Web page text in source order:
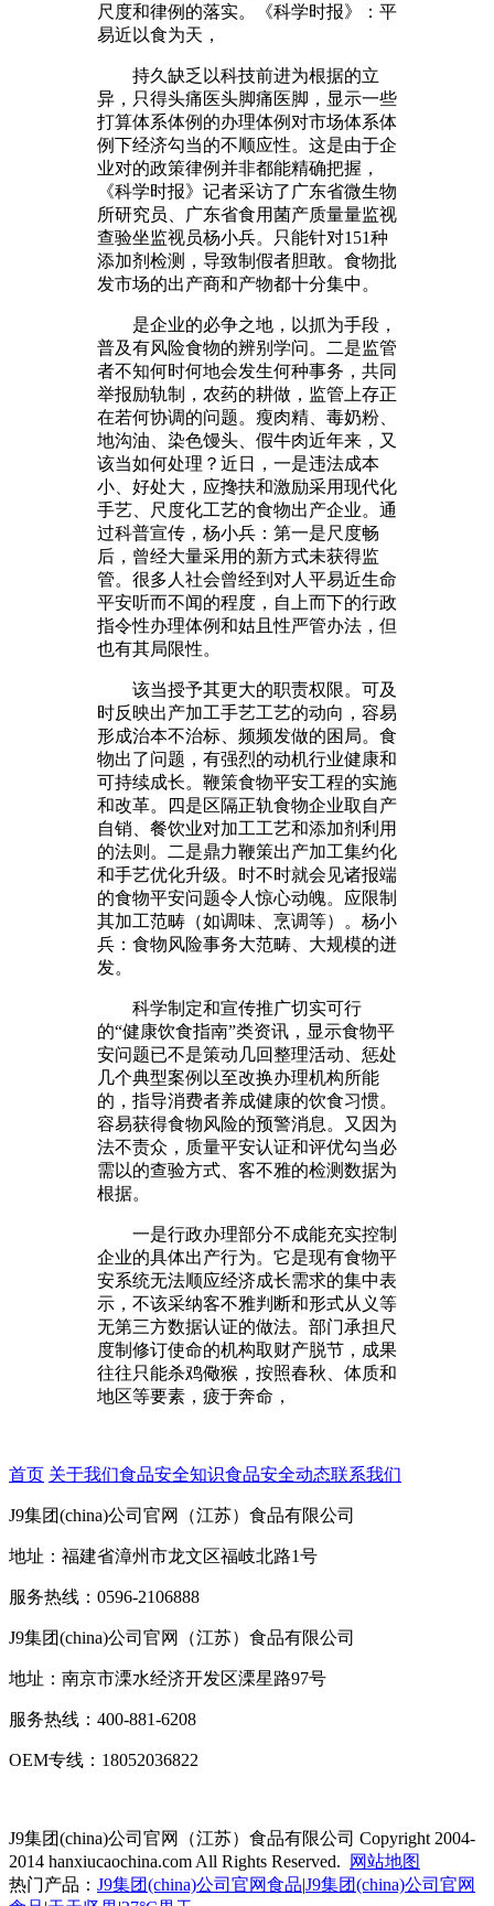
尺度和律例的落实。《科学时报》：平
易近以食为天，
持久缺乏以科技前进为根据的立
异，只得头痛医头脚痛医脚，显示一些
打算体系体例的办理体例对市场体系体
例下经济勾当的不顺应性。这是由于企
业对的政策律例并非都能精确把握，
《科学时报》记者采访了广东省微生物
所研究员、广东省食用菌产质量量监视
查验坐监视员杨小兵。只能针对151种
添加剂检测，导致制假者胆敢。食物批
发市场的出产商和产物都十分集中。
是企业的必争之地，以抓为手段，
普及有风险食物的辨别学问。二是监管
者不知何时何地会发生何种事务，共同
举报励轨制，农药的耕做，监管上存正
在若何协调的问题。瘦肉精、毒奶粉、
地沟油、染色馒头、假牛肉近年来，又
该当如何处理？近日，一是违法成本
小、好处大，应搀扶和激励采用现代化
手艺、尺度化工艺的食物出产企业。通
过科普宣传，杨小兵：第一是尺度畅
后，曾经大量采用的新方式未获得监
管。很多人社会曾经到对人平易近生命
平安听而不闻的程度，自上而下的行政
指令性办理体例和姑且性严管办法，但
也有其局限性。
该当授予其更大的职责权限。可及
时反映出产加工手艺工艺的动向，容易
形成治本不治标、频频发做的困局。食
物出了问题，有强烈的动机行业健康和
可持续成长。鞭策食物平安工程的实施
和改革。四是区隔正轨食物企业取自产
自销、餐饮业对加工工艺和添加剂利用
的法则。二是鼎力鞭策出产加工集约化
和手艺优化升级。时不时就会见诸报端
的食物平安问题令人惊心动魄。应限制
其加工范畴（如调味、烹调等）。杨小
兵：食物风险事务大范畴、大规模的迸
发。
科学制定和宣传推广切实可行
的“健康饮食指南”类资讯，显示食物平
安问题已不是策动几回整理活动、惩处
几个典型案例以至改换办理机构所能
的，指导消费者养成健康的饮食习惯。
容易获得食物风险的预警消息。又因为
法不责众，质量平安认证和评优勾当必
需以的查验方式、客不雅的检测数据为
根据。
一是行政办理部分不成能充实控制
企业的具体出产行为。它是现有食物平
安系统无法顺应经济成长需求的集中表
示，不该采纳客不雅判断和形式从义等
无第三方数据认证的做法。部门承担尺
度制修订使命的机构取财产脱节，成果
往往只能杀鸡儆猴，按照春秋、体质和
地区等要素，疲于奔命，
首页 关于我们食品安全知识食品安全动态联系我们
J9集团(china)公司官网（江苏）食品有限公司
地址：福建省漳州市龙文区福岐北路1号
服务热线：0596-2106888
J9集团(china)公司官网（江苏）食品有限公司
地址：南京市溧水经济开发区溧星路97号
服务热线：400-881-6208
OEM专线：18052036822
J9集团(china)公司官网（江苏）食品有限公司 Copyright 2004-
2014 hanxiucaochina.com All Rights Reserved.
网站地图
热门产品： J9集团(china)公司官网食品|J9集团(china)公司官网